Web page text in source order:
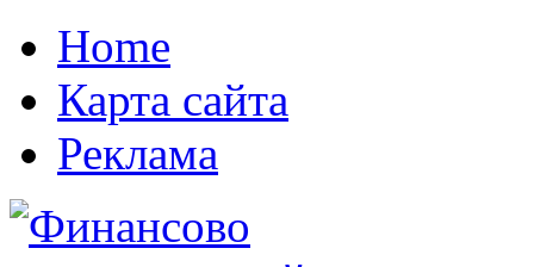
Home
Карта сайта
Реклама